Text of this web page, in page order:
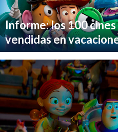
Informe: los 100
vendidas en